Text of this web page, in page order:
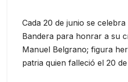
Cada 20 de junio se
Bandera para honrar a su
Manuel Belgrano; figura
patria quien falleció el 20